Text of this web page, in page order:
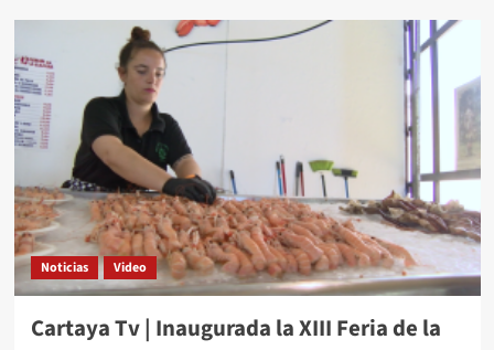
Noticias Video
Cartaya Tv | Inaugurada la XIII Feria de la